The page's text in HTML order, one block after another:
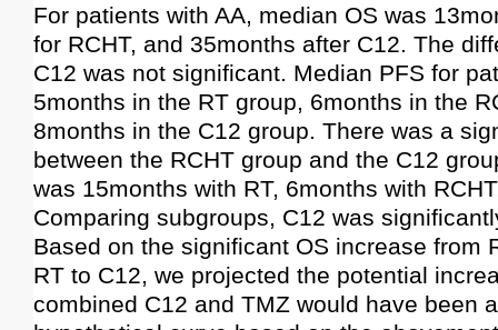
For patients with AA, median OS was
for RCHT, and 35months after C12. The
C12 was not significant. Median PFS for
5months in the RT group, 6months in the
8months in the C12 group. There was a
between the RCHT group and the C12
was 15months with RT, 6months with
Comparing subgroups, C12 was
Based on the significant OS increase from
RT to C12, we projected the potential
combined C12 and TMZ would have been